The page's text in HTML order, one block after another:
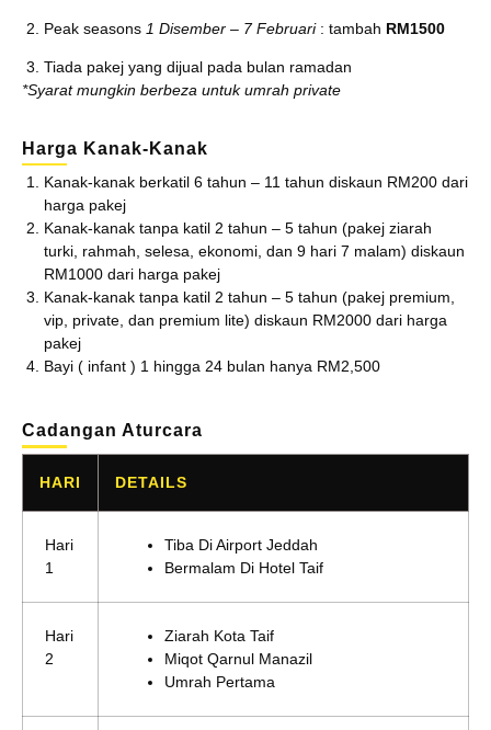
Peak seasons 1 Disember – 7 Februari: tambah RM1500
Tiada pakej yang dijual pada bulan ramadan
*Syarat mungkin berbeza untuk umrah private
Harga Kanak-Kanak
Kanak-kanak berkatil 6 tahun – 11 tahun diskaun RM200 dari
harga pakej
Kanak-kanak tanpa katil 2 tahun – 5 tahun (pakej ziarah
turki, rahmah, selesa, ekonomi, dan 9 hari 7 malam) diskaun
RM1000 dari harga pakej
Kanak-kanak tanpa katil 2 tahun – 5 tahun (pakej premium,
vip, private, dan premium lite) diskaun RM2000 dari harga
pakej
Bayi ( infant ) 1 hingga 24 bulan hanya RM2,500
Cadangan Aturcara
HARI DETAILS
Hari
1
Tiba Di Airport Jeddah
Bermalam Di Hotel Taif
Hari
2
Ziarah Kota Taif
Miqot Qarnul Manazil
Umrah Pertama